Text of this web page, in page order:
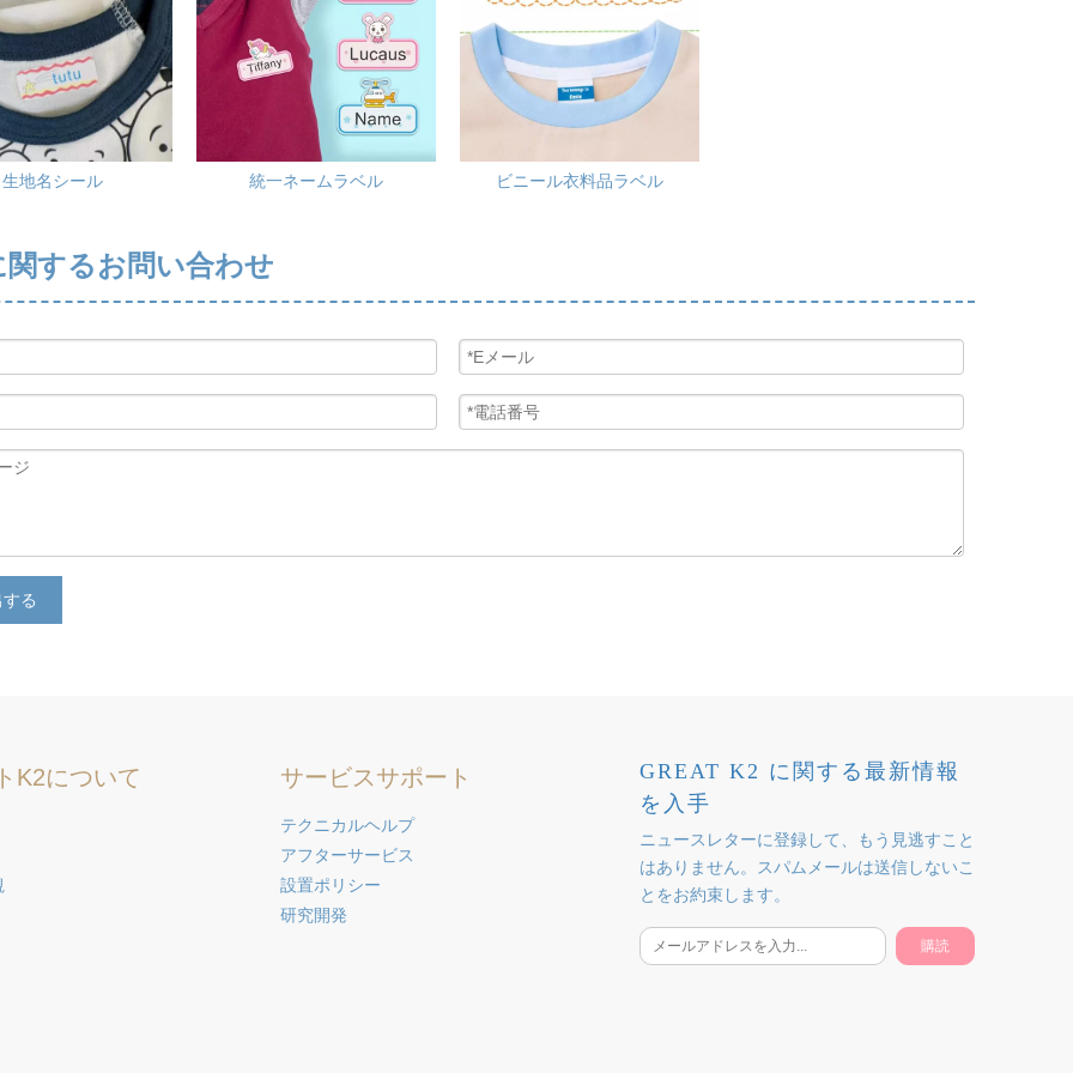
生地名シール 統一ネームラベル ビニール衣料品ラベル
関するお問い合わせ
る
K2について サービスサポート
テクニカルヘルプ
アフターサービス
設置ポリシー
研究開発
GREAT K2 に関する最新情報
を入手
ニュースレターに登録して、もう見逃すこと
はありません。スパムメールは送信しないこ
とをお約束します。
購読